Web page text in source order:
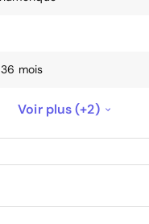
mois
et de
Voir plus (+2)